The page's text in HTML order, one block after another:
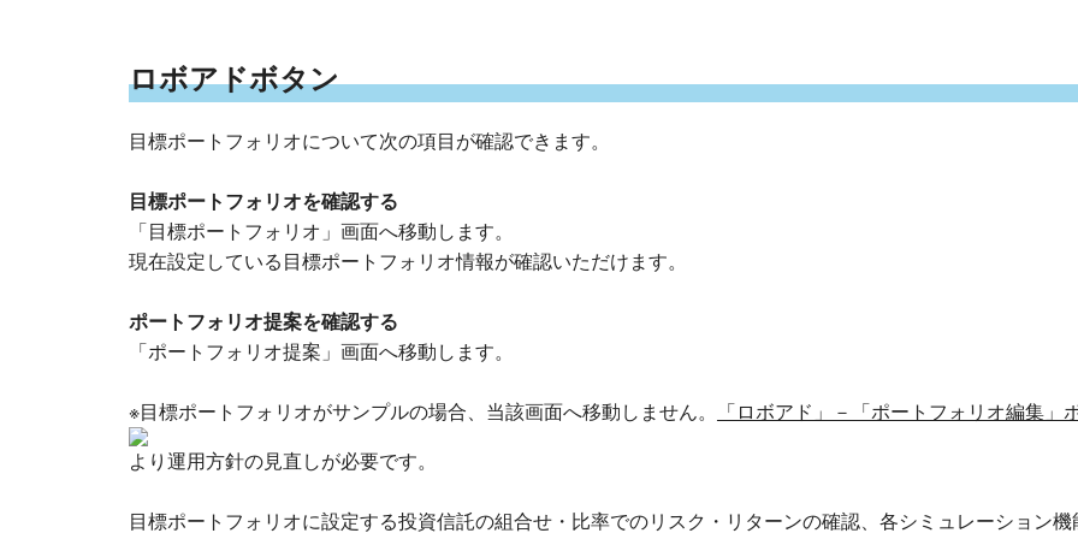
ロボアドボタン
目標ポートフォリオについて次の項目が確認できます。
目標ポートフォリオを確認する
「目標ポートフォリオ」画面へ移動します。
現在設定している目標ポートフォリオ情報が確認いただけます。
ポートフォリオ提案を確認する
「ポートフォリオ提案」画面へ移動します。
※目標ポートフォリオがサンプルの場合、当該画面へ移動しません。 「ロボアド」－「ポートフォリオ編集」
より運用方針の見直しが必要です。
目標ポートフォリオに設定する投資信託の組合せ・比率でのリスク・リターンの確認、各シミュレーション